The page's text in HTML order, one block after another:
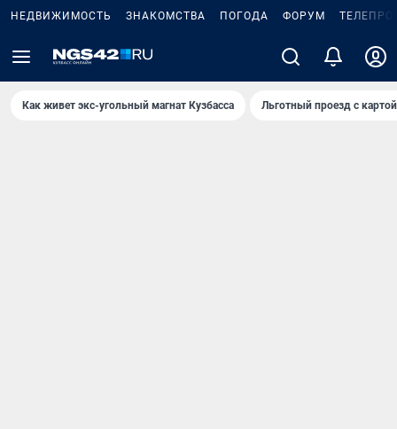
НЕДВИЖИМОСТЬ ЗНАКОМСТВА ПОГОДА ФОРУМ
Как живет экс-угольный магнат Кузбасса Льготный проезд с